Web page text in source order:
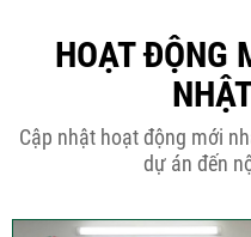
HOẠT ĐỘNG
Cập nhật hoạt động mới
dự án đến